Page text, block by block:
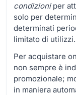
condizioniper
solo per
determinati
limitato di utilizzi.
Per acquistare
non sempre è
promozionale;
in maniera